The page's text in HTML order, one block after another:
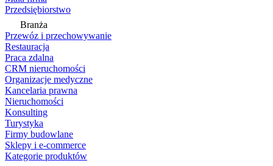
Przedsiębiorstwo
Branża
Przewóz i przechowywanie
Restauracja
Praca zdalna
CRM nieruchomości
Organizacje medyczne
Kancelaria prawna
Nieruchomości
Konsulting
Turystyka
Firmy budowlane
Sklepy i e-commerce
Kategorie produktów